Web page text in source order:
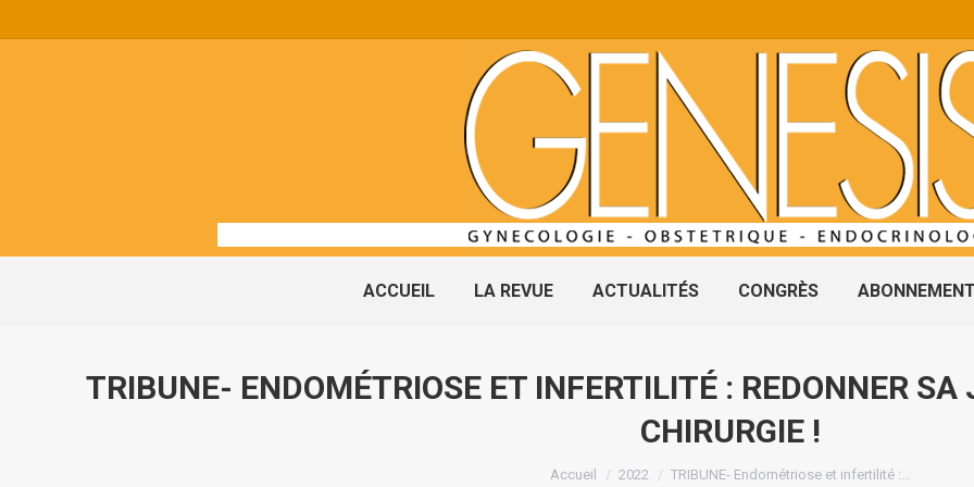
ACCUEIL LA REVUE ACTUALITÉS CONGRÈS ABONNEMENT
TRIBUNE- ENDOMÉTRIOSE ET INFERTILITÉ : REDONNER
CHIRURGIE !
Vous êtes ici :
Accueil 2022 TRIBUNE- Endométriose et infertilité :…